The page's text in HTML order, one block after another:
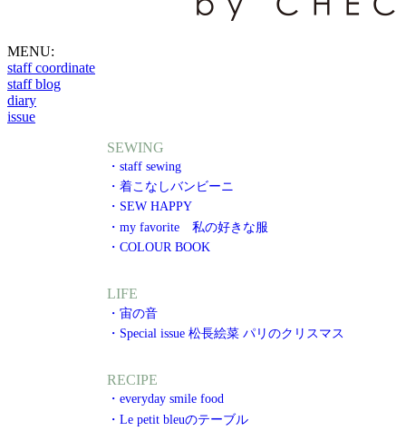
MENU:
staff coordinate
staff blog
diary
issue
SEWING
・staff sewing
・着こなしバンビーニ
・SEW HAPPY
・my favorite 私の好きな服
・COLOUR BOOK
LIFE
・宙の音
・Special issue 松長絵菜 パリのクリスマス
RECIPE
・everyday smile food
・Le petit bleuのテーブル